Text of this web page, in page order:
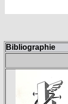
Bibliographie